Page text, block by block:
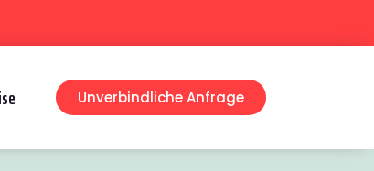
Unverbindliche Anfrage